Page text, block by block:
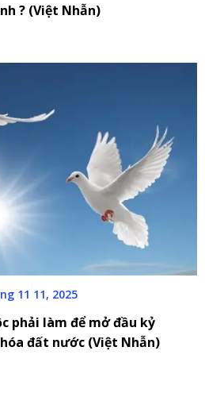
? (Việt Nhẫn)
11 11, 2025
phải làm để mở đầu kỷ
đất nước (Việt Nhẫn)